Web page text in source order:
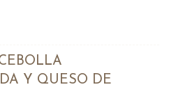
Y QUESO DE